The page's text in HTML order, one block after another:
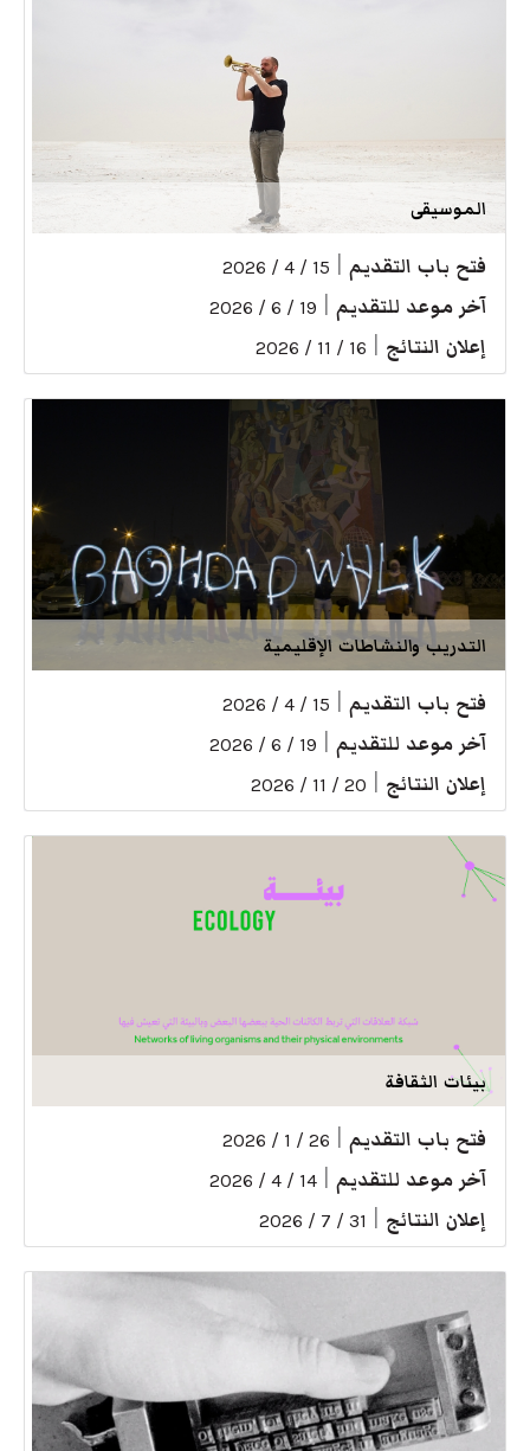
الموسيقى
فتح باب التقديم 15 / 4 / 2026
آخر موعد للتقديم 19 / 6 / 2026
إعلان النتائج 16 / 11 / 2026
التدريب والنشاطات الإقليمية
فتح باب التقديم 15 / 4 / 2026
آخر موعد للتقديم 19 / 6 / 2026
إعلان النتائج 20 / 11 / 2026
بيئات الثقافة
فتح باب التقديم 26 / 1 / 2026
آخر موعد للتقديم 14 / 4 / 2026
إعلان النتائج 31 / 7 / 2026